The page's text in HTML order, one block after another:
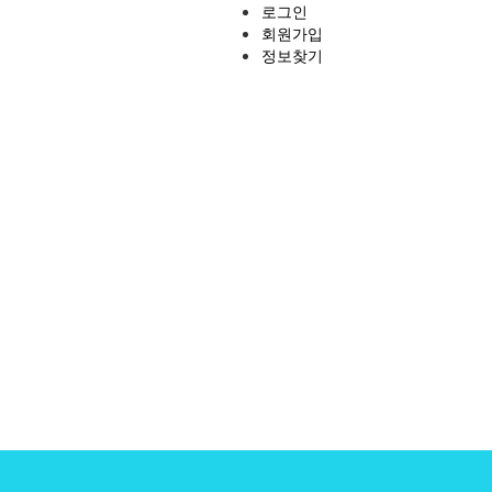
로그인
회원가입
정보찾기